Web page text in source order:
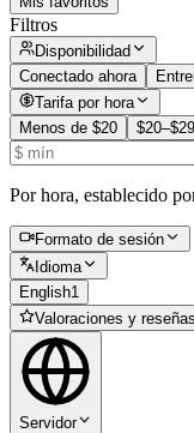
Filtros
Disponibilidad
Conectado ahora
Tarifa por hora
Menos de $20
$20–$29
Por hora, establecido
Formato de sesión
Idioma
English1
Valoraciones y reseñas
Servidor